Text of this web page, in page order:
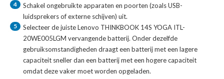
4
Schakel ongebruikte apparaten en poorten (zoals USB-
luidsprekers of externe schijven) uit.
5 Selecteer de juisteLenovo THINKBOOK 14S YOGA ITL-
20WE005LGM vervangende batterij. Onder dezelfde
gebruiksomstandigheden draagt een batterij met een lagere
capaciteit sneller dan een batterij met een hogere capaciteit
omdat deze vaker moet worden opgeladen.